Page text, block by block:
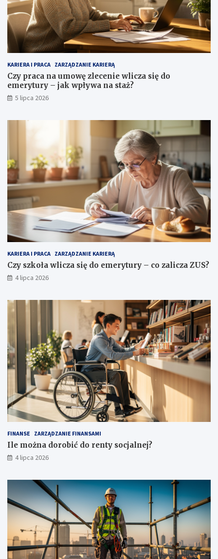
KARIERA I PRACA ZARZĄDZANIE KARIERĄ
Czy praca na umowę zlecenie wlicza się do
emerytury – jak wpływa na staż?
5 lipca 2026
KARIERA I PRACA ZARZĄDZANIE KARIERĄ
Czy szkoła wlicza się do emerytury – co zalicza ZUS?
4 lipca 2026
FINANSE ZARZĄDZANIE FINANSAMI
Ile można dorobić do renty socjalnej?
4 lipca 2026